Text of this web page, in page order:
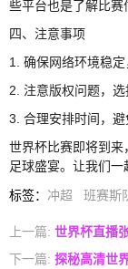
些平台也是了解比赛
四、注意事项
1. 确保网络环境稳定
2. 注意版权问题，选
3. 合理安排时间，避
世界杯比赛即将到
足球盛宴。让我们一
标签： 冲超 班赛斯
上一篇: 世界杯直播
下一篇: 探秘高清世